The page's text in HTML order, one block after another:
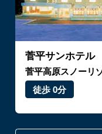
菅平サンホテル
菅平高原スノーリ
徒歩 0分